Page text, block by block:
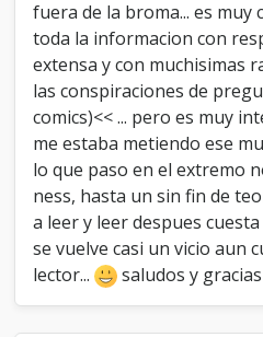
fuera de la broma... es muy
toda la informacion con
extensa y con muchisimas
las conspiraciones de
comics)<< ... pero es muy
me estaba metiendo ese
lo que paso en el extremo
ness, hasta un sin fin de
a leer y leer despues
se vuelve casi un vicio aun
lector...
saludos y